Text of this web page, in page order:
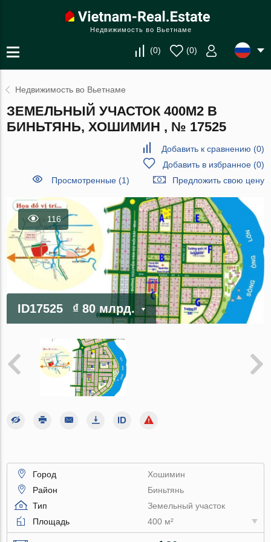
Недвижимость во Вьетнаме
(0) (0)
Недвижимость во Вьетнаме
ЗЕМЕЛЬНЫЙ УЧАСТОК 400М2 В
БИНЬТЯНЬ, ХОШИМИН , № 17525
Добавить к сравнению (0)
Добавить в избранное(0)
Просмотренные (1)
Предложить свою цену
116
ID17525 ₫ 80 млрд.
Город
Хошимин
Район
Биньтянь
Тип
Земельный участок
Площадь
400 м²